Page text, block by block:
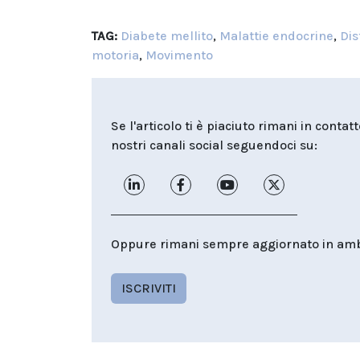
TAG: Diabete mellito, Malattie endocrine,
motoria, Movimento
Se l'articolo ti è piaciuto rimani in
nostri canali social seguendoci su:
Oppure rimani sempre aggiornato in
ISCRIVITI